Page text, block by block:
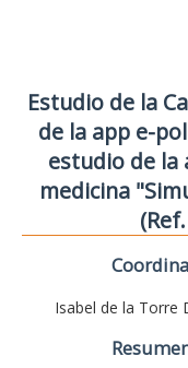
Estudio de la
de la app e-
estudio de la
medicina
Isabel de la Torre